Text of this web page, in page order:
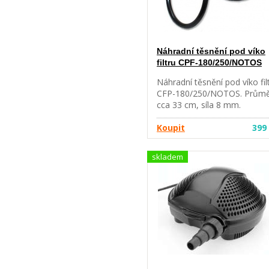
Náhradní těsnění pod víko
filtru CPF-180/250/NOTOS
Náhradní těsnění pod víko
CFP-180/250/NOTOS.
cca 33 cm, síla 8 mm.
Koupit
399
skladem